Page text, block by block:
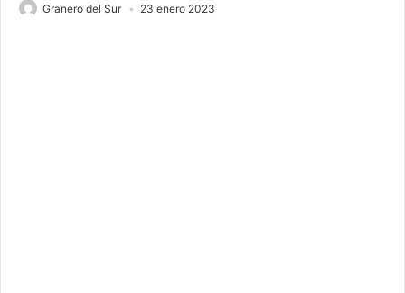
Granero del Sur 23 enero 2023